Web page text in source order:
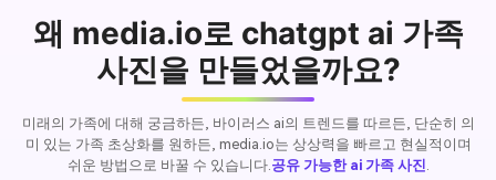
왜 media.io로 chatgpt ai 가족
사진을 만들었을까요?
미래의 가족에 대해 궁금하든, 바이러스 ai의 트렌드를 따르든, 단순히 의
미 있는 가족 초상화를 원하든, media.io는 상상력을 빠르고 현실적이며
쉬운 방법으로 바꿀 수 있습니다.공유 가능한 ai 가족 사진.